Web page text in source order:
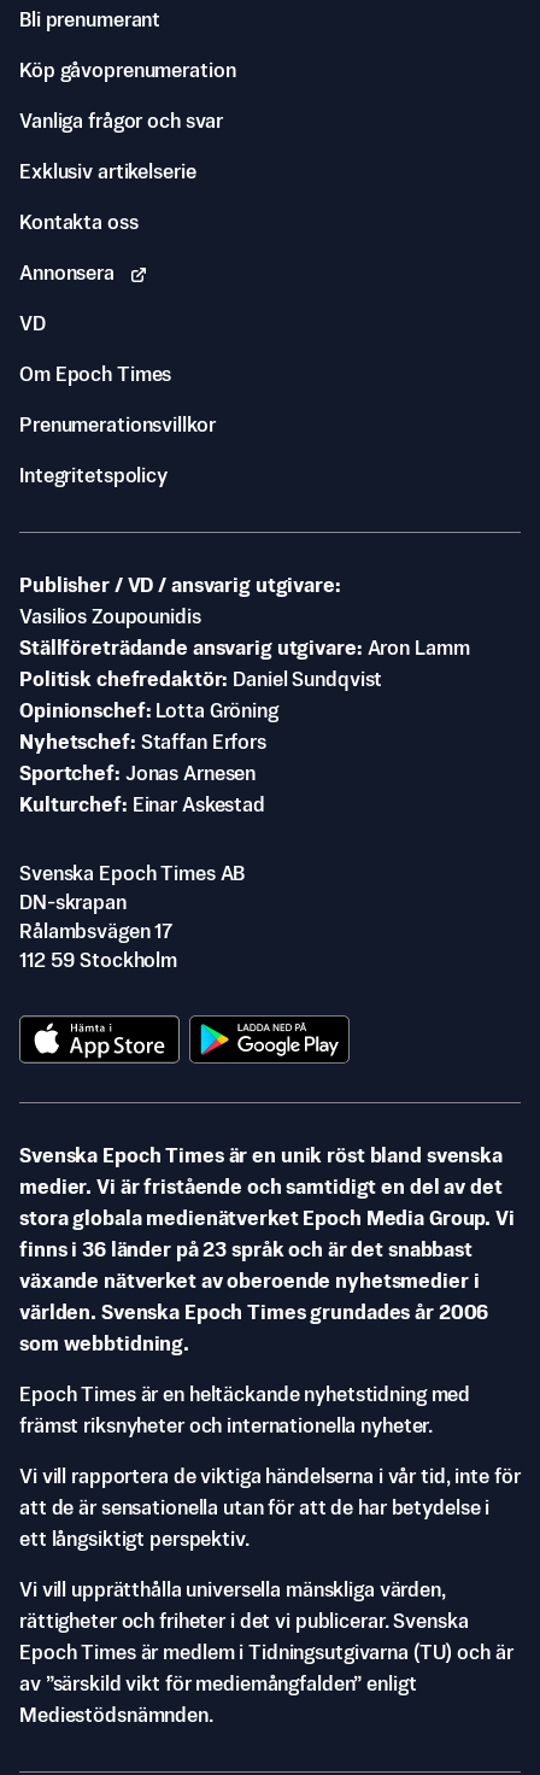
Bli prenumerant
Köp gåvoprenumeration
Vanliga frågor och svar
Exklusiv artikelserie
Kontakta oss
Annonsera
VD
Om Epoch Times
Prenumerationsvillkor
Integritetspolicy
Publisher / VD / ansvarig utgivare
Vasilios Zoupounidis
Ställföreträdande ansvarig utgivare Aron Lamm
Politisk chefredaktör
Daniel Sundqvist
Opinionschef
Lotta Gröning
Nyhetschef Staffan Erfors
Sportchef Jonas Arnesen
Kulturchef
Einar Askestad
Svenska Epoch Times AB
DN-skrapan
Rålambsvägen 17
112 59 Stockholm
Svenska Epoch Times är en unik röst bland svenska
medier. Vi är fristående och samtidigt en del av det
stora globala medienätverket Epoch Media Group. Vi
finns i 36 länder på 23 språk och är det snabbast
växande nätverket av oberoende nyhetsmedier i
världen. Svenska Epoch Times grundades år 2006
som webbtidning.
Epoch Times är en heltäckande nyhetstidning med
främst riksnyheter och internationella nyheter.
Vi vill rapportera de viktiga händelserna i vår tid, inte för
att de är sensationella utan för att de har betydelse i
ett långsiktigt perspektiv.
Vi vill upprätthålla universella mänskliga värden,
rättigheter och friheter i det vi publicerar. Svenska
Epoch Times är medlem i Tidningsutgivarna (TU) och är
av ”särskild vikt för mediemångfalden” enligt
Mediestödsnämnden.